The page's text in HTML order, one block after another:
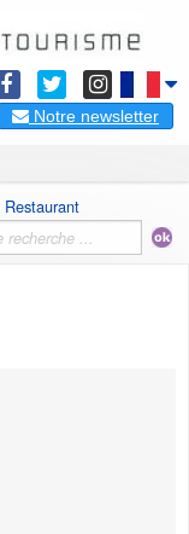
Notre newsletter
Restaurant